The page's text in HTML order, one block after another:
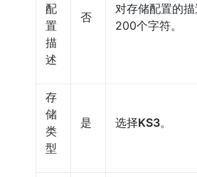
配
置
描
述
否
对存储配置的
200个字符。
存
储
类
型
是 选择KS3。